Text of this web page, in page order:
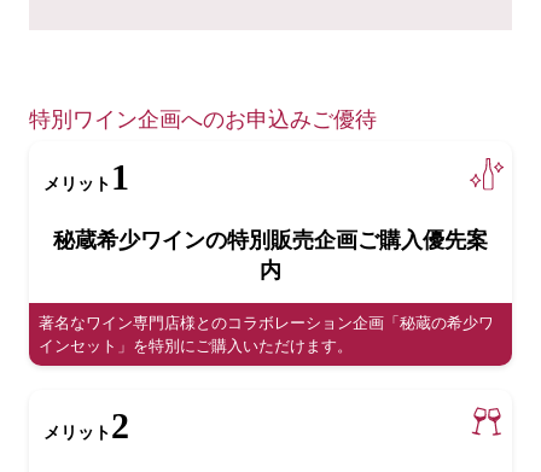
特別ワイン企画へのお申込みご優待
メリット 1
秘蔵希少ワインの特別販売企画ご購入優先案
内
著名なワイン専門店様とのコラボレーション企画「秘蔵の希少ワ
インセット」を特別にご購入いただけます。
メリット2